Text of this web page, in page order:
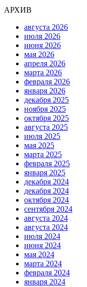
АРХИВ
августа 2026
июля 2026
июня 2026
мая 2026
апреля 2026
марта 2026
февраля 2026
января 2026
декабря 2025
ноября 2025
октября 2025
августа 2025
июля 2025
мая 2025
марта 2025
февраля 2025
января 2025
декабря 2024
декабря 2024
октября 2024
сентября 2024
августа 2024
августа 2024
июля 2024
июня 2024
мая 2024
марта 2024
февраля 2024
января 2024